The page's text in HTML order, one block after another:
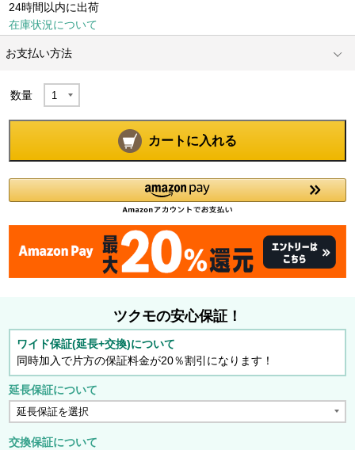
24時間以内に出荷
在庫状況について
お支払い方法
数量
カートに入れる
ツクモの安心保証！
ワイド保証(延長+交換)について
同時加入で片方の保証料金が20％割引になります！
延長保証について
交換保証について